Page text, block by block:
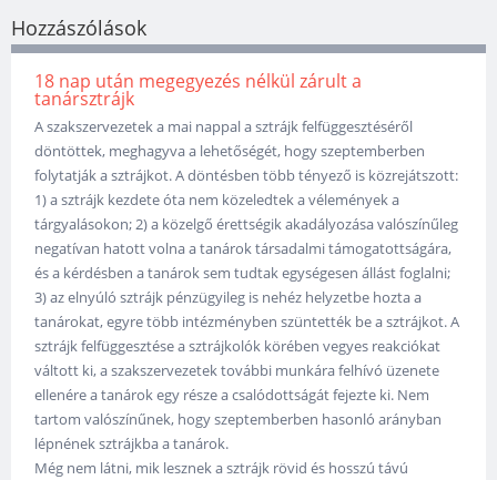
Hozzászólások
18 nap után megegyezés nélkül zárult a
tanársztrájk
A szakszervezetek a mai nappal a sztrájk felfüggesztéséről
döntöttek, meghagyva a lehetőségét, hogy szeptemberben
folytatják a sztrájkot. A döntésben több tényező is közrejátszott:
1) a sztrájk kezdete óta nem közeledtek a vélemények a
tárgyalásokon; 2) a közelgő érettségik akadályozása valószínűleg
negatívan hatott volna a tanárok társadalmi támogatottságára,
és a kérdésben a tanárok sem tudtak egységesen állást foglalni;
3) az elnyúló sztrájk pénzügyileg is nehéz helyzetbe hozta a
tanárokat, egyre több intézményben szüntették be a sztrájkot. A
sztrájk felfüggesztése a sztrájkolók körében vegyes reakciókat
váltott ki, a szakszervezetek további munkára felhívó üzenete
ellenére a tanárok egy része a csalódottságát fejezte ki. Nem
tartom valószínűnek, hogy szeptemberben hasonló arányban
lépnének sztrájkba a tanárok.
Még nem látni, mik lesznek a sztrájk rövid és hosszú távú